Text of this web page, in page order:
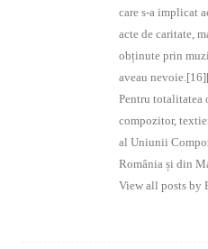
care s-a implicat
acte de caritate,
obținute prin
aveau
Pentru totalitatea
compozitor,
al Uniunii
România și din
View all posts by